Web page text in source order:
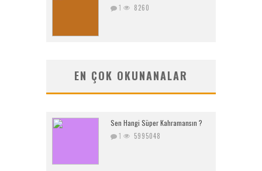
1 8260
EN ÇOK OKUNANALAR
Sen Hangi Süper Kahramansın ?
1 5995048